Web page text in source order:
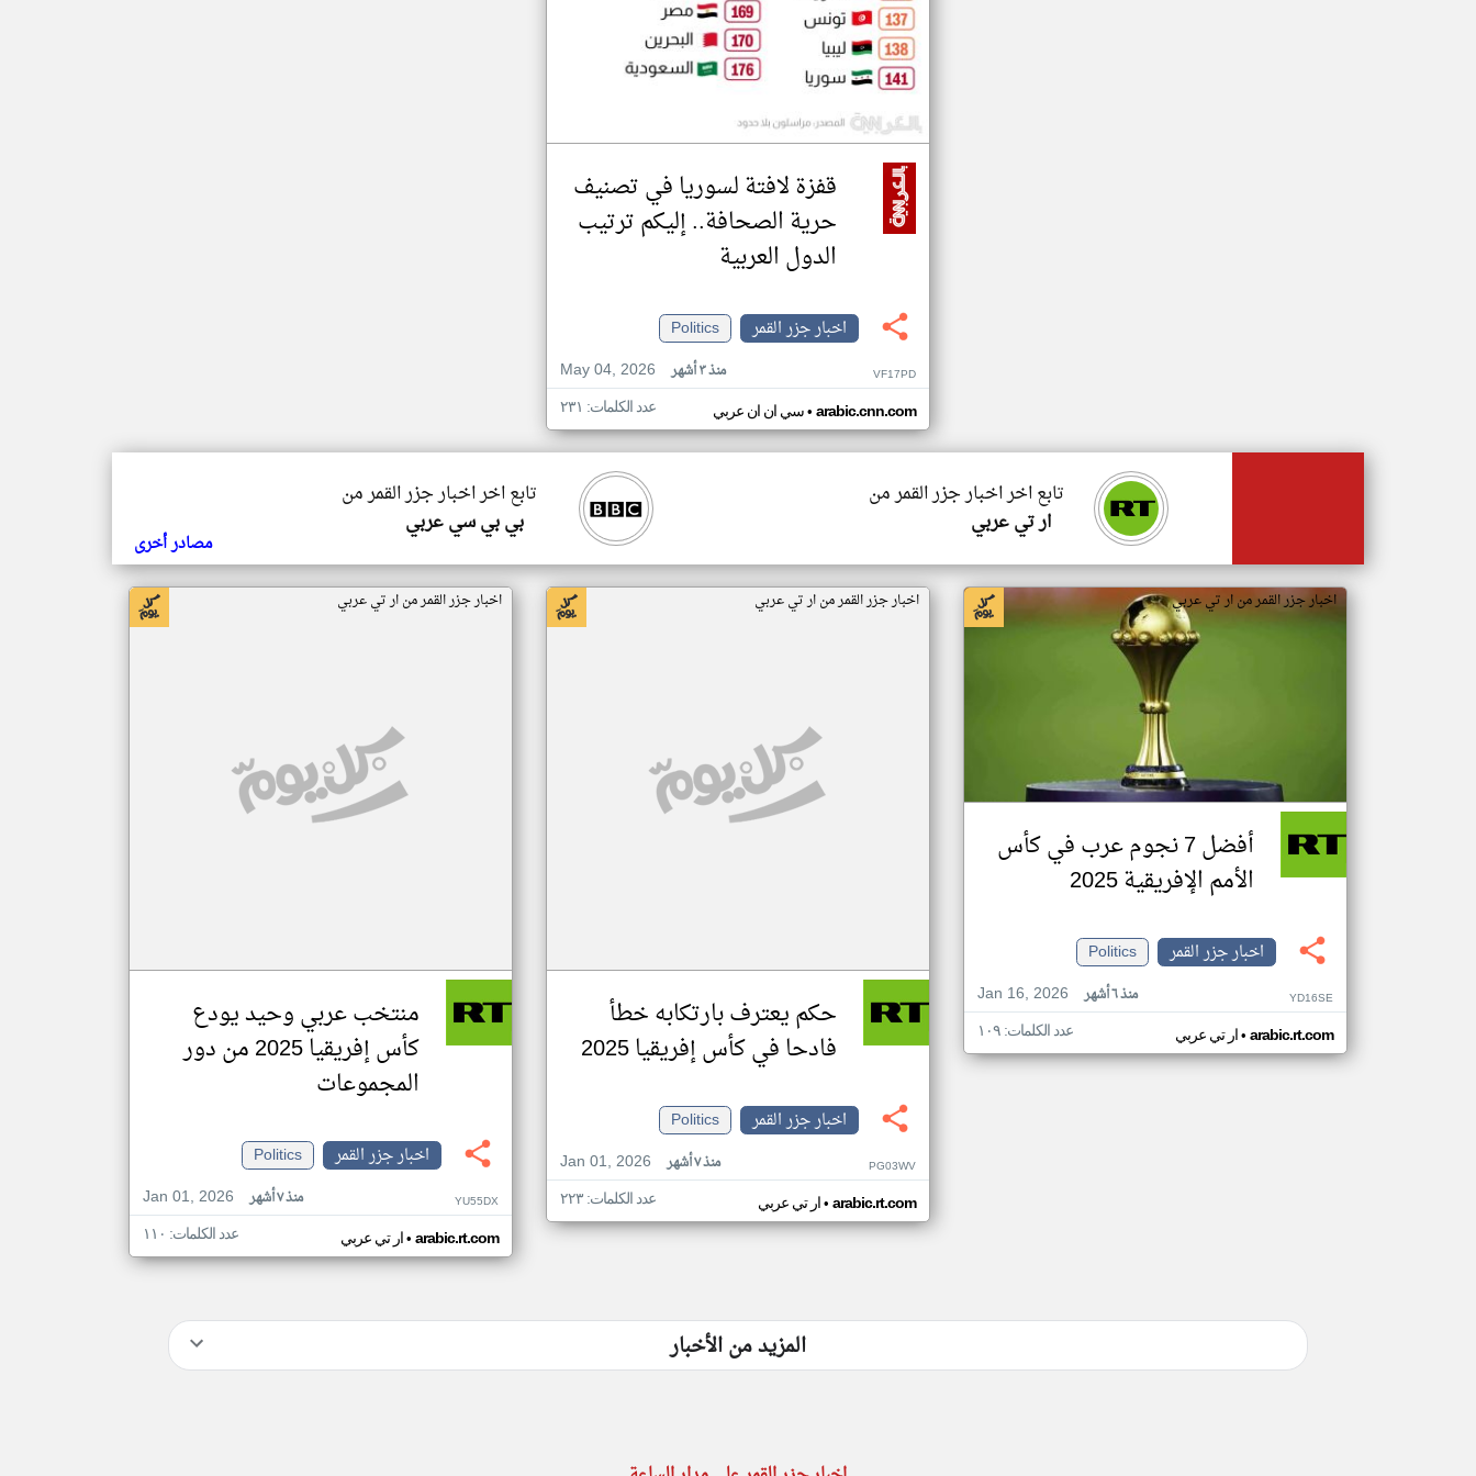
قفزة لافتة لسوريا في تصنيف
حرية الصحافة.. إليكم ترتيب
الدول العربية
اخبار جزر القمر
Politics
May 04, 2026
منذ ٣ أشهر VF17PD
سي ان ان عربي• arabic.cnn.com عدد الكلمات: ٢٣١
تابع اخر اخبار جزر القمر من
بي بي سي عربي
تابع اخر اخبار جزر القمر من
ار تي عربي
مصادر أخرى
اخبار جزر القمر من ار تي عربي
أفضل 7 نجوم عرب في كأس
الأمم الإفريقية 2025
اخبار جزر القمر
Politics
Jan 16, 2026
منذ ٦ أشهر YD16SE
ار تي عربي• arabic.rt.com عدد الكلمات: ١٠٩
اخبار جزر القمر من ار تي عربي
حكم يعترف بارتكابه خطأ
فادحا في كأس إفريقيا 2025
اخبار جزر القمر
Politics
Jan 01, 2026
منذ ٧ أشهر PG03WV
ار تي عربي• arabic.rt.com عدد الكلمات: ٢٢٣
اخبار جزر القمر من ار تي عربي
منتخب عربي وحيد يودع
كأس إفريقيا 2025 من دور
المجموعات
اخبار جزر القمر
Politics
Jan 01, 2026
منذ ٧ أشهر YU55DX
ار تي عربي• arabic.rt.com عدد الكلمات: ١١٠
المزيد من الأخبار